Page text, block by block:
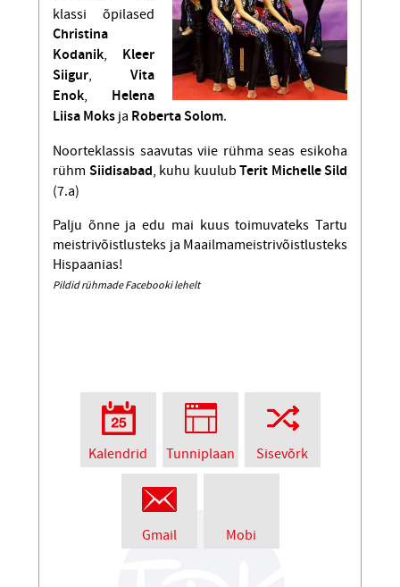
klassi õpilased
Christina
Kodanik, Kleer
Siigur, Vita
Enok, Helena
Liisa Moks ja Roberta Solom.
Noorteklassis saavutas viie rühma seas esikoha
rühm Siidisabad, kuhu kuulub Terit Michelle Sild
(7.a)
Palju õnne ja edu mai kuus toimuvateks Tartu
meistrivõistlusteks ja Maailmameistrivõistlusteks
Hispaanias!
Pildid rühmade Facebooki lehelt
Kalendrid Tunniplaan Sisevõrk
Gmail Mobi